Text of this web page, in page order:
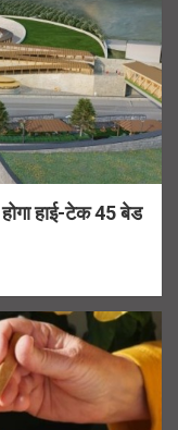
हाई-टेक 45 बेड